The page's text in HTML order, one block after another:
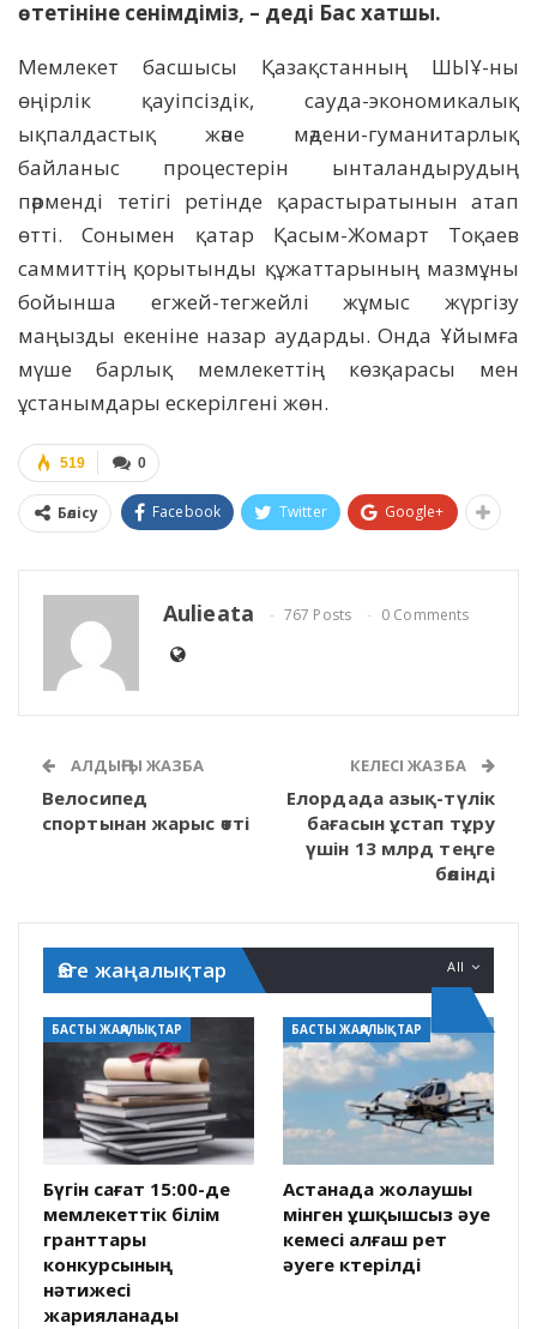
өтетініне сенімдіміз, – деді Бас хатшы.
Мемлекет басшысы Қазақстанның ШЫҰ-ны
өңірлік қауіпсіздік, сауда-экономикалық
ықпалдастық және мәдени-гуманитарлық
байланыс процестерін ынталандырудың
пәрменді тетігі ретінде қарастыратынын атап
өтті. Сонымен қатар Қасым-Жомарт Тоқаев
саммиттің қорытынды құжаттарының мазмұны
бойынша егжей-тегжейлі жұмыс жүргізу
маңызды екеніне назар аударды. Онда Ұйымға
мүше барлық мемлекеттің көзқарасы мен
ұстанымдары ескерілгені жөн.
0
519
Бөлісу Facebook Twitter Google+
Aulieata 767 Posts 0 Comments
АЛДЫҢҒЫ ЖАЗБА
Велосипед
спортынан жарыс өтті
КЕЛЕСІ ЖАЗБА
Елордада азық-түлік
бағасын ұстап тұру
үшін 13 млрд теңге
бөлінді
All
Өзге жаңалықтар
БАСТЫ ЖАҢАЛЫҚТАР
Бүгін сағат 15:00-де
мемлекеттік білім
гранттары
конкурсының
нәтижесі
жарияланады
БАСТЫ ЖАҢАЛЫҚТАР
Астанада жолаушы
мінген ұшқышсыз әуе
кемесі алғаш рет
әуеге көтерілді